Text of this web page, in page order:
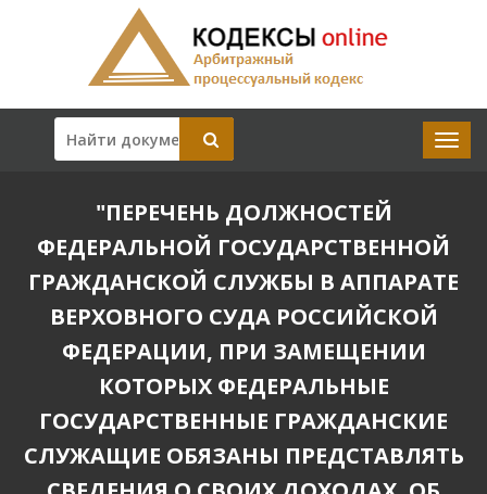
"ПЕРЕЧЕНЬ ДОЛЖНОСТЕЙ
ФЕДЕРАЛЬНОЙ ГОСУДАРСТВЕННОЙ
ГРАЖДАНСКОЙ СЛУЖБЫ В АППАРАТЕ
ВЕРХОВНОГО СУДА РОССИЙСКОЙ
ФЕДЕРАЦИИ, ПРИ ЗАМЕЩЕНИИ
КОТОРЫХ ФЕДЕРАЛЬНЫЕ
ГОСУДАРСТВЕННЫЕ ГРАЖДАНСКИЕ
СЛУЖАЩИЕ ОБЯЗАНЫ ПРЕДСТАВЛЯТЬ